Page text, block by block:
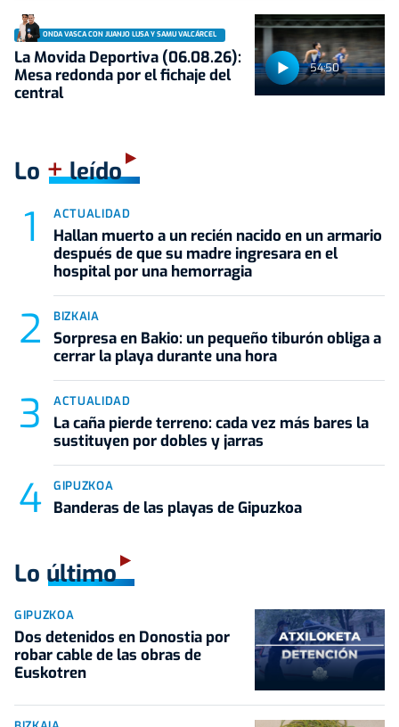
54:50
ONDA VASCA CON JUANJO LUSA Y SAMU VALCÁRCEL
La Movida Deportiva (06.08.26):
Mesa redonda por el fichaje del
central
Lo +leído
ACTUALIDAD
Hallan muerto a un recién nacido en un armario
después de que su madre ingresara en el
hospital por una hemorragia
BIZKAIA
Sorpresa en Bakio: un pequeño tiburón obliga a
cerrar la playa durante una hora
ACTUALIDAD
La caña pierde terreno: cada vez más bares la
sustituyen por dobles y jarras
GIPUZKOA
Banderas de las playas de Gipuzkoa
Lo último
GIPUZKOA
Dos detenidos en Donostia por
robar cable de las obras de
Euskotren